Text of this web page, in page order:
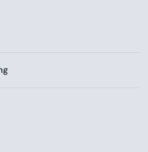
det hele – rummelighed,
og inventar ind i teltet – prøv